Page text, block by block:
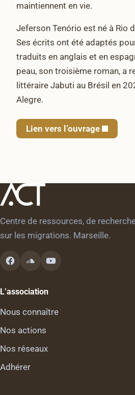
maintiennent en vie.
Jeferson Tenório est né à Rio
Ses écrits ont été adaptés
traduits en anglais et en
peau, son troisième roman, a
littéraire Jabuti au Brésil en
Alegre.
Lien vers l’ouvrage
Centre de ressources, de
sur les migrations. Marseille.
L’association
Nous connaître
Nos actions
Nos réseaux
Adhérer